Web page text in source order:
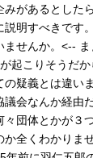
があるとした
明すべきです
ませんか。<--
起こりそうだ
疑義とは違い
議会なんか経由
団体とかが３
全くわかりま